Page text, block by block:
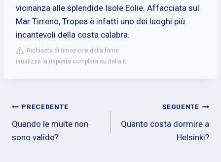
vicinanza alle splendide Isole Eolie. Affacciata sul
Mar Tirreno, Tropea è infatti uno dei luoghi più
incantevoli della costa calabra.
Richiesta di rimozione della fonte
isualizza la risposta completa su italia.it
Navigazione
articoli
PRECEDENTE
Quando le multe non
sono valide?
SEGUENTE
Quanto costa dormire a
Helsinki?